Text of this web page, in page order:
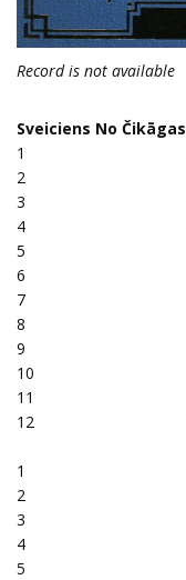
Record is not available
Sveiciens No Čikāgas
1
2
3
4
5
6
7
8
9
10
11
12
1
2
3
4
5